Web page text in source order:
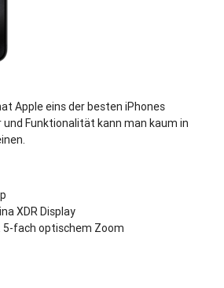
Apple eins der besten iPhones
Funktionalität kann man kaum in
XDR Display
5-fach optischem Zoom